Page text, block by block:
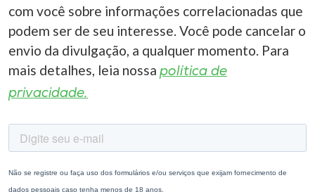
com você sobre informações correlacionadas que
podem ser de seu interesse. Você pode cancelar o
envio da divulgação, a qualquer momento. Para
mais detalhes, leia nossa política de
privacidade.